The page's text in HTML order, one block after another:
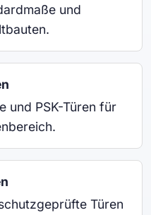
und
und PSK-Türen für
Türen